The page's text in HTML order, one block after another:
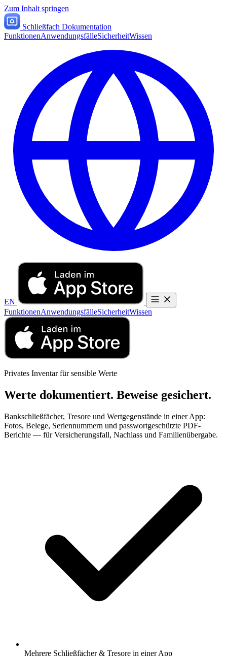
Zum Inhalt springen
Schließfach Dokumentation
FunktionenAnwendungsfälleSicherheitWissen
EN
FunktionenAnwendungsfälleSicherheitWissen
Privates Inventar für sensible Werte
Werte dokumentiert. Beweise gesichert.
Bankschließfächer, Tresore und Wertgegenstände in einer App:
Fotos, Belege, Seriennummern und passwortgeschützte PDF-
Berichte — für Versicherungsfall, Nachlass und Familienübergabe.
Mehrere Schließfächer & Tresore in einer App